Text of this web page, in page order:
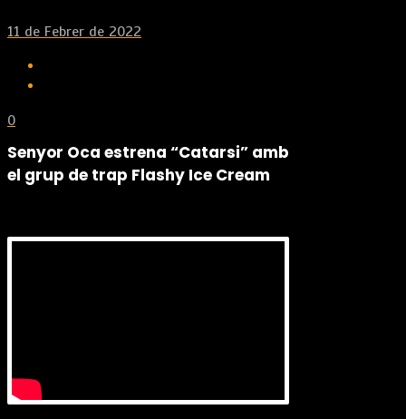
11 de Febrer de 2022
0
Senyor Oca estrena “Catarsi” amb
el grup de trap Flashy Ice Cream